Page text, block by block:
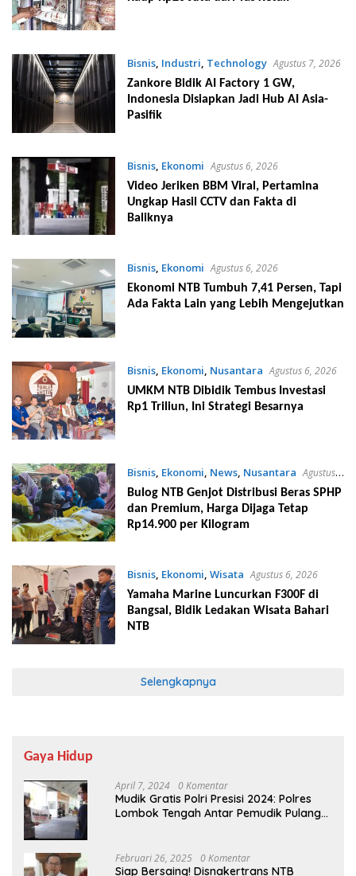
Bisnis, Industri, Technology Agustus 7, 2026
Zankore Bidik AI Factory 1 GW,
Indonesia Disiapkan Jadi Hub AI Asia-
Pasifik
Bisnis, Ekonomi Agustus 6, 2026
Video Jeriken BBM Viral, Pertamina
Ungkap Hasil CCTV dan Fakta di
Baliknya
Bisnis, Ekonomi Agustus 6, 2026
Ekonomi NTB Tumbuh 7,41 Persen, Tapi
Ada Fakta Lain yang Lebih Mengejutkan
Bisnis, Ekonomi Nusantara Agustus 6, 2026
UMKM NTB Dibidik Tembus Investasi
Rp1 Triliun, Ini Strategi Besarnya
Bisnis, Ekonomi, News, Nusantara Agustus
6, 2026
Bulog NTB Genjot Distribusi Beras SPHP
dan Premium, Harga Dijaga Tetap
Rp14.900 per Kilogram
Bisnis, Ekonomi, Wisata Agustus 6, 2026
Yamaha Marine Luncurkan F300F di
Bangsal, Bidik Ledakan Wisata Bahari
NTB
Selengkapnya
Gaya Hidup
April 7, 2024 0 Komentar
Mudik Gratis Polri Presisi 2024: Polres
Lombok Tengah Antar Pemudik Pulang
Februari 26, 2025 0 Komentar
Siap Bersaing! Disnakertrans NTB